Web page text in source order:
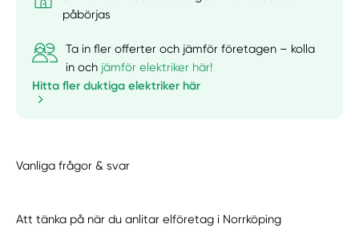
påbörjas
Ta in fler offerter och jämför företagen – kolla
in och jämför elektriker här!
Hitta fler duktiga elektriker här
Vanliga frågor & svar
Att tänka på när du anlitar elföretag i Norrköping